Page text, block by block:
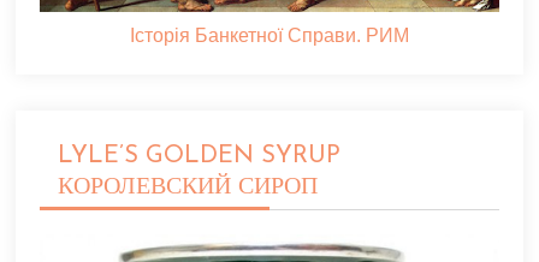
Історія Банкетної Справи. РИМ
LYLE’S GOLDEN SYRUP
КОРОЛЕВСКИЙ СИРОП